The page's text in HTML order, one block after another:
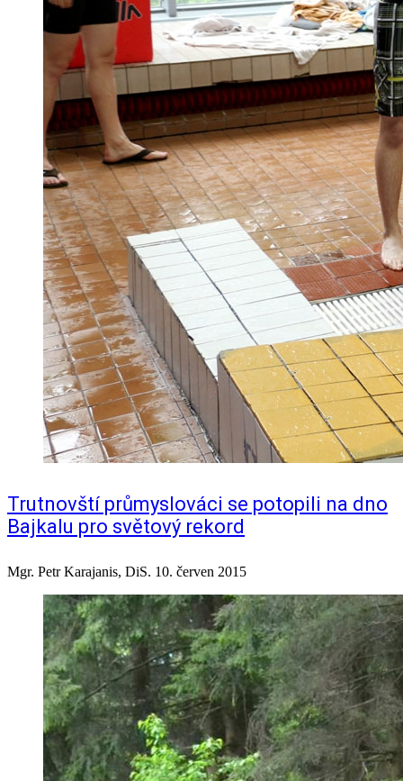
Trutnovští průmyslováci se potopili na dno
Bajkalu pro světový rekord
Mgr. Petr Karajanis, DiS. 10. červen 2015